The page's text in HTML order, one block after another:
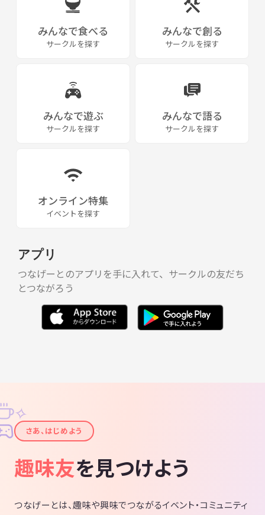
みんなで食べる
サークルを探す
みんなで創る
サークルを探す
みんなで遊ぶ
サークルを探す
みんなで語る
サークルを探す
オンライン特集
イベントを探す
アプリ
つなげーとのアプリを手に入れて、サークルの友だち
とつながろう
✦
✧
さあ、はじめよう
趣味友を見つけよう
つなげーとは、趣味や興味でつながるイベント・コミュニティ